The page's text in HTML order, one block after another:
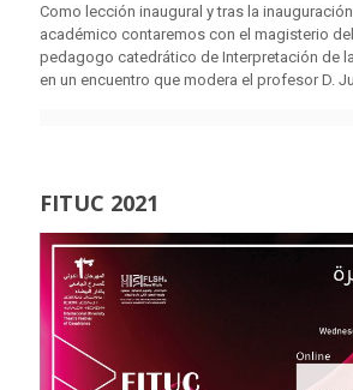
Como lección inaugural y tras la
académico contaremos con el magisterio
pedagogo catedrático de Interpretación de
en un encuentro que modera el profesor D.
FITUC 2021